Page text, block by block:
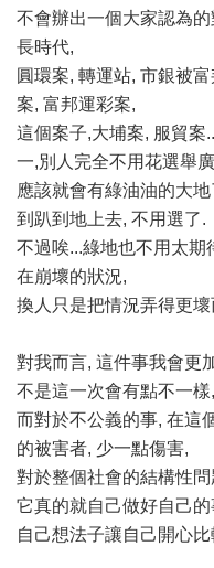
不會辦出一個大家認為
長時代,
圓環案, 轉運站, 市銀被
案, 富邦運彩案,
這個案子,大埔案, 服貿案
一,別人完全不用花選舉
應該就會有綠油油的大
到趴到地上去, 不用選了.
不過唉...綠地也不用太
在崩壞的狀況,
換人只是把情況弄得更壞
對我而言, 這件事我會更
不是這一次會有點不一樣,
而對於不公義的事, 在這
的被害者, 少一點傷害,
對於整個社會的結構性
它真的就自己做好自己的
自己想法子讓自己開心